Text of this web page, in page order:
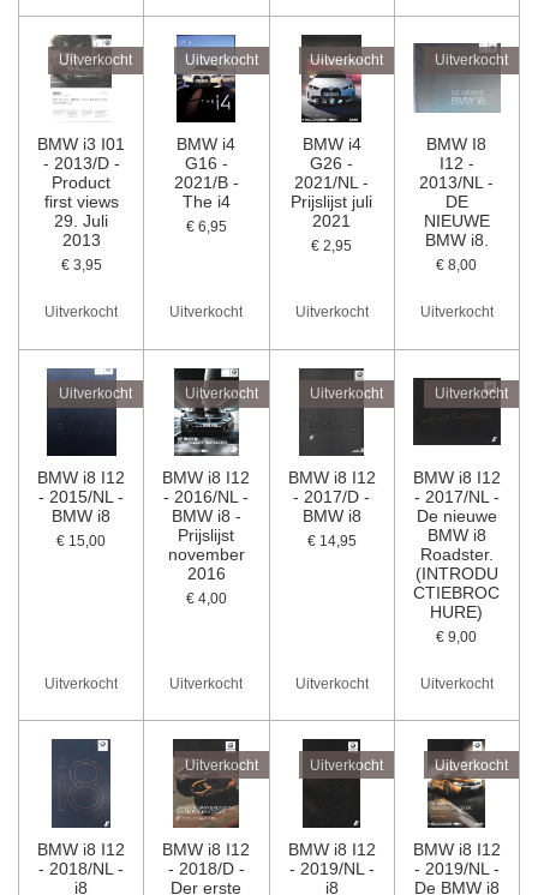
Uitverkocht
BMW i3 I01
- 2013/D -
Product
first views
29. Juli
2013
€ 3,95
Uitverkocht
Uitverkocht
BMW i4
G16 -
2021/B -
The i4
€ 6,95
Uitverkocht
Uitverkocht
BMW i4
G26 -
2021/NL -
Prijslijst juli
2021
€ 2,95
Uitverkocht
Uitverkocht
BMW I8
I12 -
2013/NL -
DE
NIEUWE
BMW i8.
€ 8,00
Uitverkocht
Uitverkocht
BMW i8 I12
- 2015/NL -
BMW i8
€ 15,00
Uitverkocht
Uitverkocht
BMW i8 I12
- 2016/NL -
BMW i8 -
Prijslijst
november
2016
€ 4,00
Uitverkocht
Uitverkocht
BMW i8 I12
- 2017/D -
BMW i8
€ 14,95
Uitverkocht
Uitverkocht
BMW i8 I12
- 2017/NL -
De nieuwe
BMW i8
Roadster.
(INTRODU
CTIEBROC
HURE)
€ 9,00
Uitverkocht
BMW i8 I12
- 2018/NL -
i8
Uitverkocht
BMW i8 I12
- 2018/D -
Der erste
Uitverkocht
BMW i8 I12
- 2019/NL -
i8
Uitverkocht
BMW i8 I12
- 2019/NL -
De BMW i8